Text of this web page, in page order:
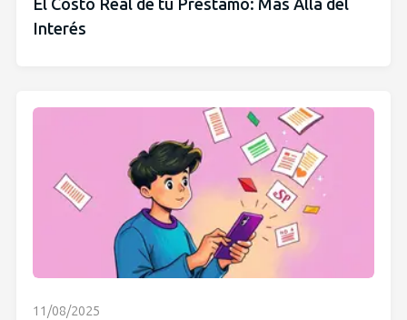
El Costo Real de tu Préstamo: Más Allá del
Interés
11/08/2025